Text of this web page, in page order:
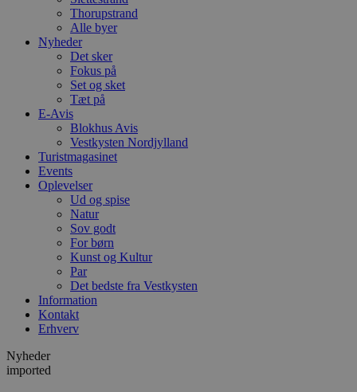
Thorupstrand
Alle byer
Nyheder
Det sker
Fokus på
Set og sket
Tæt på
E-Avis
Blokhus Avis
Vestkysten Nordjylland
Turistmagasinet
Events
Oplevelser
Ud og spise
Natur
Sov godt
For børn
Kunst og Kultur
Par
Det bedste fra Vestkysten
Information
Kontakt
Erhverv
Nyheder
imported